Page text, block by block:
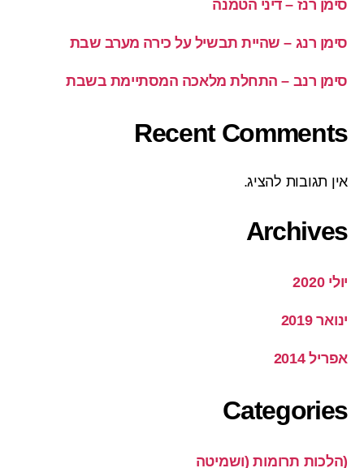
סימן רנז – דיני הטמנה
סימן רנג – שהיית תבשיל על כירה מערב שבת
סימן רנב – התחלת מלאכה המסתיימת בשבת
Recent Comments
אין תגובות להציג.
Archives
יולי 2020
ינואר 2019
אפריל 2014
Categories
(הלכות תרומות (ושמיטה